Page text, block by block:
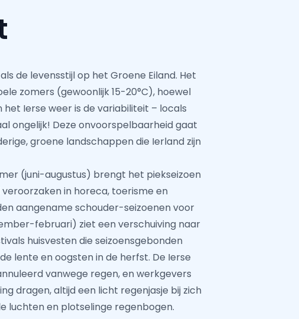
de levensstijl op het Groene Eiland. Het
zomers (gewoonlijk 15-20°C), hoewel
Ierse weer is de variabiliteit – locals
ongelijk! Deze onvoorspelbaarheid gaat
groene landschappen die Ierland zijn
(juni-augustus) brengt het piekseizoen
in horeca, toerisme en
aangename schouder-seizoenen voor
februari) ziet een verschuiving naar
huisvesten die seizoensgebonden
lente en oogsten in de herfst. De Ierse
vanwege regen, en werkgevers
dragen, altijd een licht regenjasje bij zich
luchten en plotselinge regenbogen.